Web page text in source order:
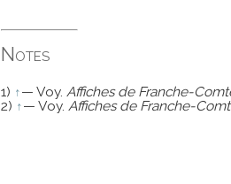
Notes
1) ↑— Voy. Affiches de Franche-
2) ↑— Voy. Affiches de Franche-